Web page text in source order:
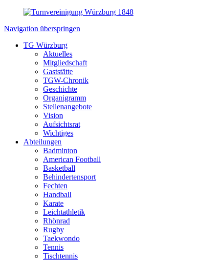
Navigation überspringen
TG Würzburg
Aktuelles
Mitgliedschaft
Gaststätte
TGW-Chronik
Geschichte
Organigramm
Stellenangebote
Vision
Aufsichtsrat
Wichtiges
Abteilungen
Badminton
American Football
Basketball
Behindertensport
Fechten
Handball
Karate
Leichtathletik
Rhönrad
Rugby
Taekwondo
Tennis
Tischtennis